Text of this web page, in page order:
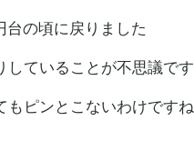
台の頃に戻りました
していることが不思議です
もピンとこないわけですね